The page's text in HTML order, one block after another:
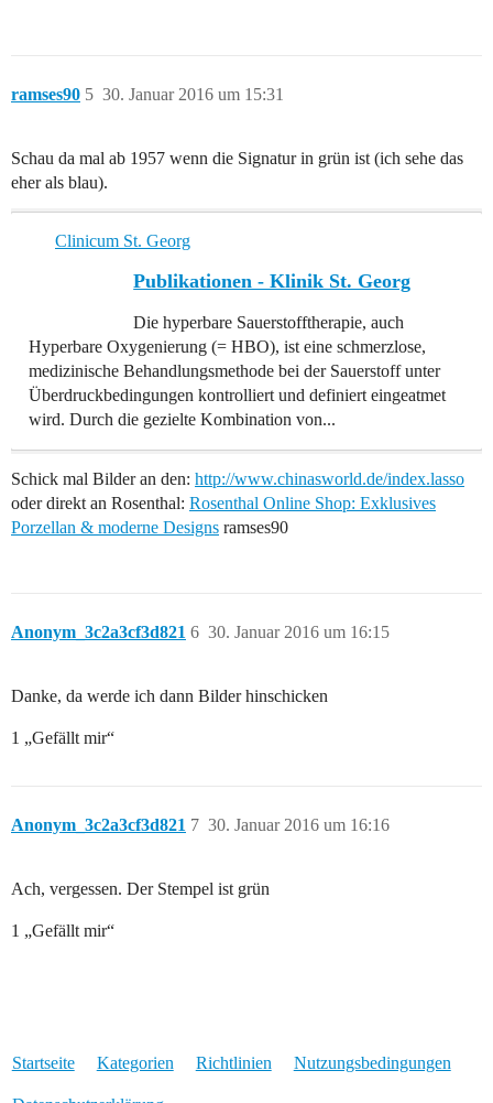
ramses90 30. Januar 2016 um 15:31
5
Schau da mal ab 1957 wenn die Signatur in grün ist (ich sehe das
eher als blau).
Clinicum St. Georg
Publikationen - Klinik St. Georg
Die hyperbare Sauerstofftherapie, auch
Hyperbare Oxygenierung (= HBO), ist eine schmerzlose,
medizinische Behandlungsmethode bei der Sauerstoff unter
Überdruckbedingungen kontrolliert und definiert eingeatmet
wird. Durch die gezielte Kombination von...
Schick mal Bilder an den: http://www.chinasworld.de/index.lasso
oder direkt an Rosenthal: Rosenthal Online Shop: Exklusives
Porzellan & moderne Designs ramses90
Anonym_3c2a3cf3d821 30. Januar 2016 um 16:15
6
Danke, da werde ich dann Bilder hinschicken
1 „Gefällt mir“
Anonym_3c2a3cf3d821 30. Januar 2016 um 16:16
7
Ach, vergessen. Der Stempel ist grün
1 „Gefällt mir“
Startseite Kategorien Richtlinien Nutzungsbedingungen